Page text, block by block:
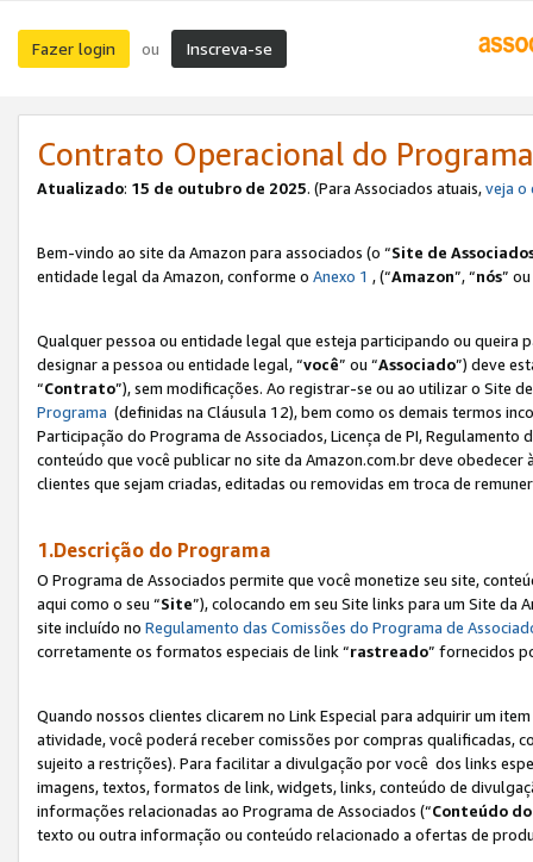
Fazer login ou Inscreva-se
Contrato Operacional do
Atualizado: 15 de outubro de 2025. (Para Associados atuais,veja o
Bem-vindo ao site da Amazon para associados (o “Site de
entidade legal da Amazon, conforme o Anexo 1 , (“Amazon”, “nós”
Qualquer pessoa ou entidade legal que esteja participando ou queira
designar a pessoa ou entidade legal, “você” ou “Associado”) deve
“Contrato”), sem modificações. Ao registrar-se ou ao utilizar o Site
Programa (definidas na Cláusula 12), bem como os demais termos
Participação do Programa de Associados, Licença de PI,
conteúdo que você publicar no site da Amazon.com.br deve
clientes que sejam criadas, editadas ou removidas em troca de
1.Descrição do Programa
O Programa de Associados permite que você monetize seu site,
aqui como o seu “Site”), colocando em seu Site links para um Site da
site incluído no Regulamento das Comissões do Programa de
corretamente os formatos especiais de link “rastreado” fornecidos
Quando nossos clientes clicarem no Link Especial para adquirir um
atividade, você poderá receber comissões por compras qualificadas,
sujeito a restrições). Para facilitar a divulgação por você dos links
imagens, textos, formatos de link, widgets, links, conteúdo de
informações relacionadas ao Programa de Associados (“Conteúdo
texto ou outra informação ou conteúdo relacionado a ofertas de